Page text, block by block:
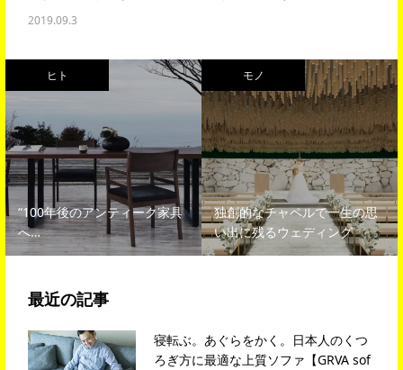
2019.09.3
ヒト
“100年後のアンティーク家具
へ…
モノ
独創的なチャペルで一生の思
い出に残るウェディング
最近の記事
寝転ぶ。あぐらをかく。日本人のくつ
ろぎ方に最適な上質ソファ【GRVA sof